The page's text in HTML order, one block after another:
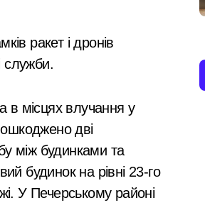
кому доступна допомога та
які не встигли сховатися
в Києві завдяки новій петиції
грошей та прихованні майна на
його пасажирка в критичному стані
ракет і дронів
служби.
в місцях влучання у
дві
між будинками та
будинок на рівні 23-го
У Печерському районі
підозру
служби